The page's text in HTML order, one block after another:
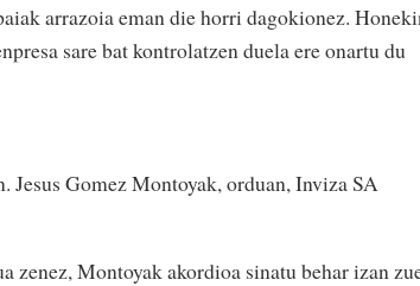
arrazoia eman die horri dagokionez.
sare bat kontrolatzen duela ere onartu du
Gomez Montoyak, orduan, Inviza SA
zenez, Montoyak akordioa sinatu behar izan